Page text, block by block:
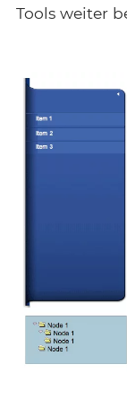
Tools weiter